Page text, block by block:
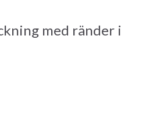
med ränder i